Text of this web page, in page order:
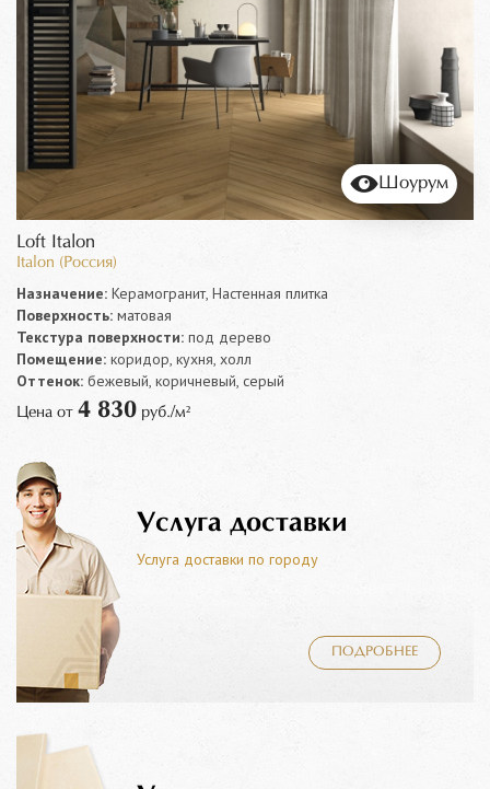
Шоурум
Loft Italon
Italon (Россия)
Назначение: Керамогранит, Настенная плитка
Поверхность: матовая
Текстура поверхности: под дерево
Помещение: коридор, кухня, холл
Оттенок: бежевый, коричневый, серый
Цена от 4 830 руб./м²
Услуга доставки
Услуга доставки по городу
ПОДРОБНЕЕ